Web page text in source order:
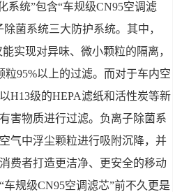
系统”包含“车规级CN95空调滤
菌系统三大防护系统。其中，
实现对异味、微小颗粒的隔离，
粒95%以上的过滤。而对于车内空
H13级的HEPA滤纸和活性炭等新
害物质进行过滤。负离子除菌系
气中浮尘颗粒进行吸附沉降，并
费者打造更洁净、更安全的移动
规级CN95空调滤芯”前不久更是